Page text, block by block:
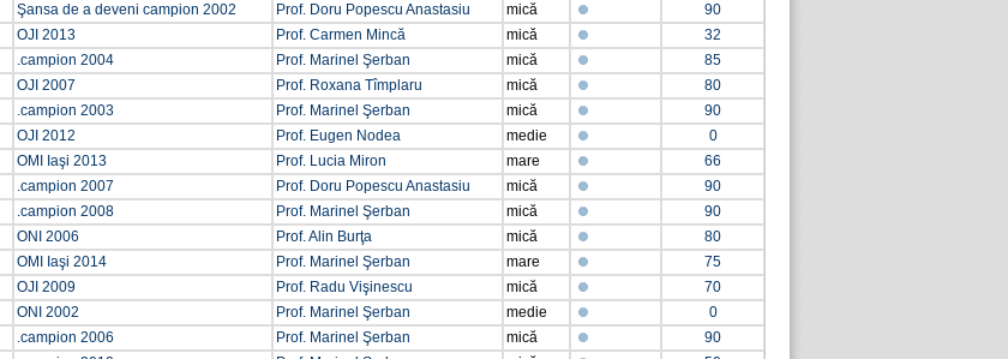
Şansa de a deveni campion 2002 Prof. Doru Popescu Anastasiu mică
90
OJI 2013 Prof. Carmen Mincă mică
32
.campion 2004 Prof. Marinel Şerban mică
85
OJI 2007 Prof. Roxana Tîmplaru mică
80
.campion 2003 Prof. Marinel Şerban mică
90
OJI 2012 Prof. Eugen Nodea medie
0
OMI Iaşi 2013 Prof. Lucia Miron mare
66
.campion 2007 Prof. Doru Popescu Anastasiu mică
90
.campion 2008 Prof. Marinel Şerban mică
90
ONI 2006 Prof. Alin Burţa mică
80
OMI Iaşi 2014 Prof. Marinel Şerban mare
75
OJI 2009 Prof. Radu Vişinescu mică
70
ONI 2002 Prof. Marinel Şerban medie
0
.campion 2006 Prof. Marinel Şerban mică
90